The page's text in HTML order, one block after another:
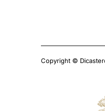
Copyright ©